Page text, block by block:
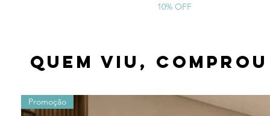
10% OFF
Quem viu, comprou
Promoção